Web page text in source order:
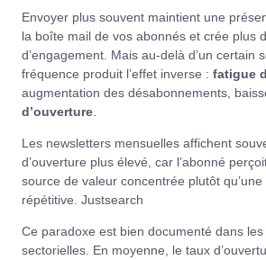
Envoyer plus souvent maintient une
la boîte mail de vos abonnés et crée plus
d’engagement. Mais au-delà d’un certain
fréquence produit l’effet inverse : fatigue
augmentation des désabonnements,
d’ouverture
Les newsletters mensuelles affichent
d’ouverture plus élevé, car l’abonné
source de valeur concentrée plutôt
répétitive. Justsearch
Ce paradoxe est bien documenté dans
sectorielles. En moyenne, le taux